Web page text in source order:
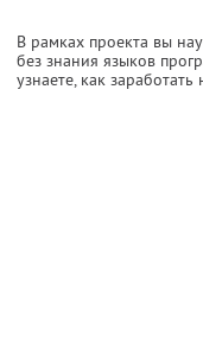
В рамках проекта вы
без знания языков
узнаете, как